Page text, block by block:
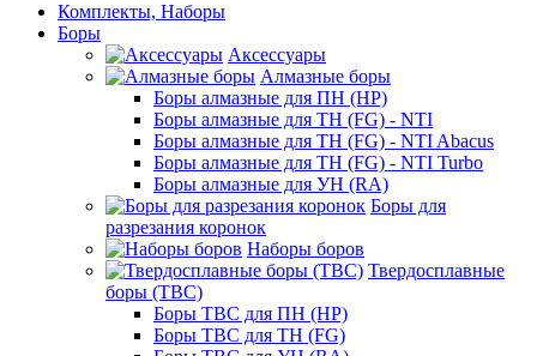
Комплекты, Наборы
Боры
Аксессуары
Алмазные боры
Боры алмазные для ПН (HP)
Боры алмазные для ТН (FG) - NTI
Боры алмазные для ТН (FG) - NTI Abacus
Боры алмазные для ТН (FG) - NTI Turbo
Боры алмазные для УН (RA)
Боры для
разрезания коронок
Наборы боров
Твердосплавные
боры (ТВС)
Боры ТВС для ПН (HP)
Боры ТВС для ТН (FG)